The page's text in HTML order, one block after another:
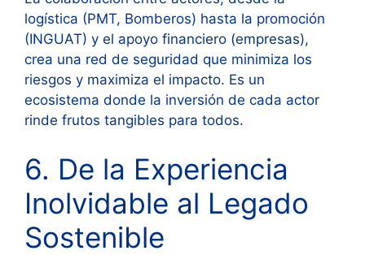
logística (PMT, Bomberos) hasta la promoción
(INGUAT) y el apoyo financiero (empresas),
crea una red de seguridad que minimiza los
riesgos y maximiza el impacto. Es un
ecosistema donde la inversión de cada actor
rinde frutos tangibles para todos.
6. De la Experiencia
Inolvidable al Legado
Sostenible